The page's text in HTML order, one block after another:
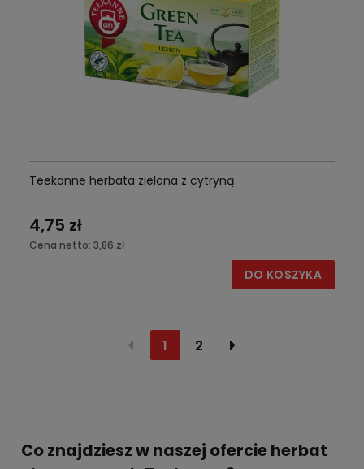
Teekanne herbata zielona z cytryną
4,75 zł
Cena netto: 3,86 zł
DO KOSZYKA
1 2
Co znajdziesz w naszej ofercie herbat